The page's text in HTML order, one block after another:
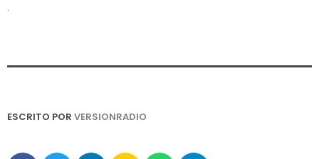
.
ESCRITO POR VERSIONRADIO